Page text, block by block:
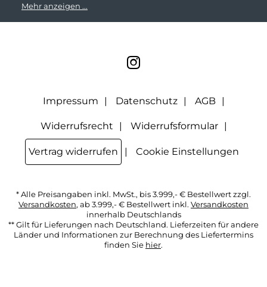
Unternehmen weitergegeben. Zu statistischen Zwecken wird
Wirkung für die Zukunft widerrufen, indem ich den Link
"Abmelden" am Ende des Newsletters anklicke oder die
Mehr anzeigen ...
Impressum Datenschutz AGB
Widerrufsrecht Widerrufsformular
Vertrag widerrufen Cookie Einstellungen
* Alle Preisangaben inkl. MwSt., bis 3.999,- € Bestellwert zzgl.
Versandkosten, ab 3.999,- € Bestellwert inkl. Versandkosten
innerhalb Deutschlands
** Gilt für Lieferungen nach Deutschland. Lieferzeiten für andere
Länder und Informationen zur Berechnung des Liefertermins
finden Sie hier.